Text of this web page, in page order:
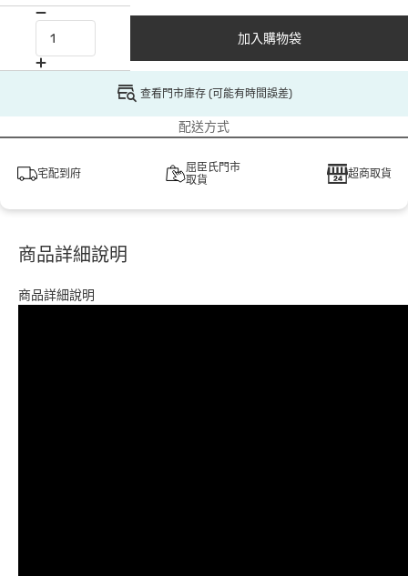
加入購物袋
查看門市庫存 (可能有時間誤差)
配送方式
宅配到府
屈臣氏門市
取貨
超商取貨
商品詳細說明
商品詳細說明